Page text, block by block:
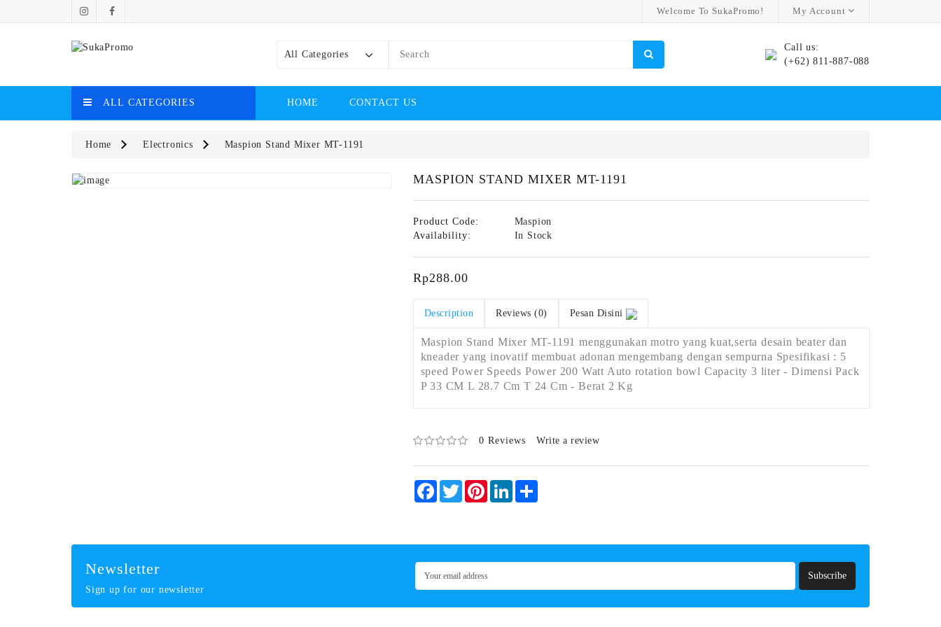
Welcome To SukaPromo! My Account
All Categories
Call us:
(+62) 811-887-088
ALL CATEGORIES HOME CONTACT US
Home Electronics Maspion Stand Mixer MT-1191
MASPION STAND MIXER MT-1191
Product Code:
Maspion
Availability:
In Stock
Rp288.00
Description Reviews (0) Pesan Disini
Maspion Stand Mixer MT-1191 menggunakan motro yang kuat,serta desain beater dan
kneader yang inovatif membuat adonan mengembang dengan sempurna Spesifikasi : 5
speed Power Speeds Power 200 Watt Auto rotation bowl Capacity 3 liter - Dimensi Pack
P 33 CM L 28.7 Cm T 24 Cm - Berat 2 Kg
0 Reviews Write a review
FacebookTwitterPinterestLinkedInShare
Newsletter
Sign up for our newsletter
Subscribe